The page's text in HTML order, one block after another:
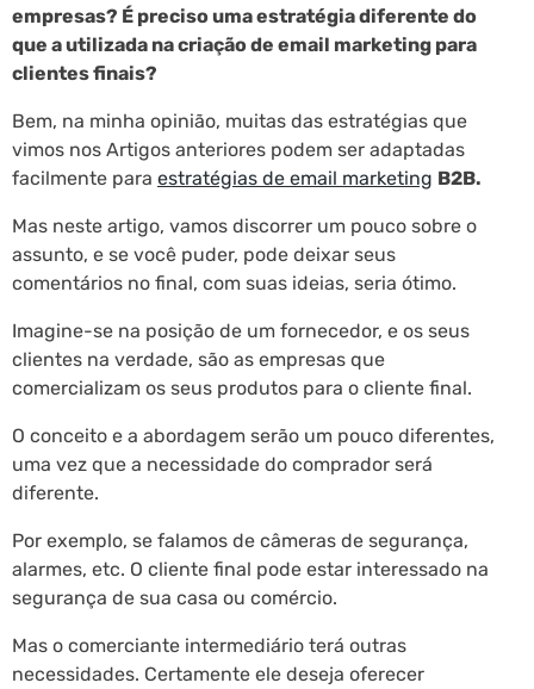
empresas? É preciso uma estratégia diferente do
que a utilizada na criação de email marketing para
clientes finais?
Bem, na minha opinião, muitas das estratégias que
vimos nos Artigos anteriores podem ser adaptadas
facilmente para estratégias de email marketing B2B.
Mas neste artigo, vamos discorrer um pouco sobre o
assunto, e se você puder, pode deixar seus
comentários no final, com suas ideias, seria ótimo.
Imagine-se na posição de um fornecedor, e os seus
clientes na verdade, são as empresas que
comercializam os seus produtos para o cliente final.
O conceito e a abordagem serão um pouco diferentes,
uma vez que a necessidade do comprador será
diferente.
Por exemplo, se falamos de câmeras de segurança,
alarmes, etc. O cliente final pode estar interessado na
segurança de sua casa ou comércio.
Mas o comerciante intermediário terá outras
necessidades. Certamente ele deseja oferecer